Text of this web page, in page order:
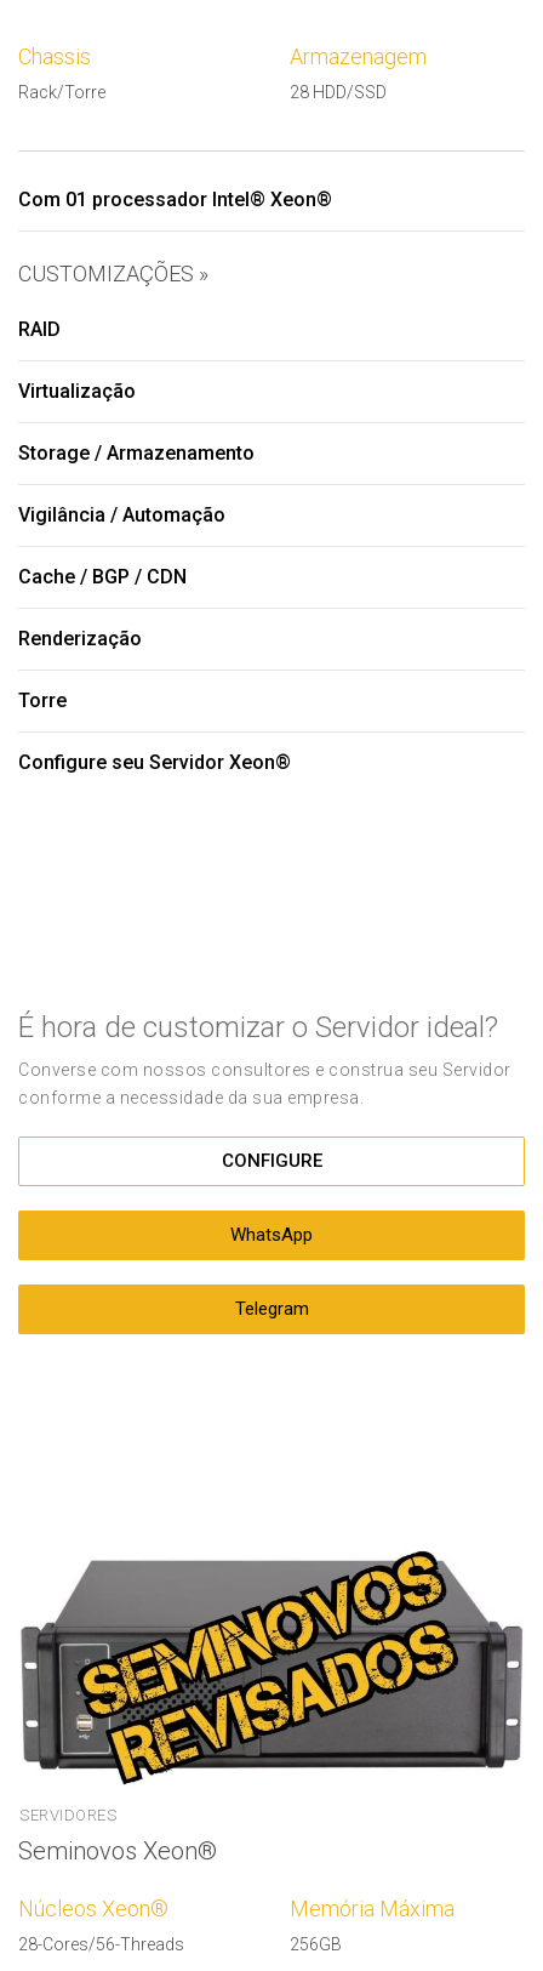
Chassis
Rack/Torre
Armazenagem
28 HDD/SSD
Com 01 processador Intel® Xeon®
CUSTOMIZAÇÕES »
RAID
Virtualização
Storage / Armazenamento
Vigilância / Automação
Cache / BGP / CDN
Renderização
Torre
Configure seu Servidor Xeon®
É hora de customizar o Servidor ideal?
Converse com nossos consultores e construa seu Servidor
conforme a necessidade da sua empresa.
CONFIGURE
WhatsApp
Telegram
Seminovos Xeon®
SERVIDORES
Núcleos Xeon®
28-Cores/56-Threads
Memória Máxima
256GB